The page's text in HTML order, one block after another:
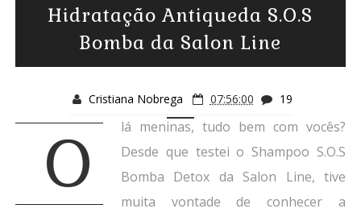
Hidratação Antiqueda S.O.S
Bomba da Salon Line
Cristiana Nobrega 07:56:00 19
O
lá meninas, tudo bem com vocês?
Desde que testei o Shampoo S.O.S
Bomba Detox da Salon Line, tive
muita vontade de conhecer a